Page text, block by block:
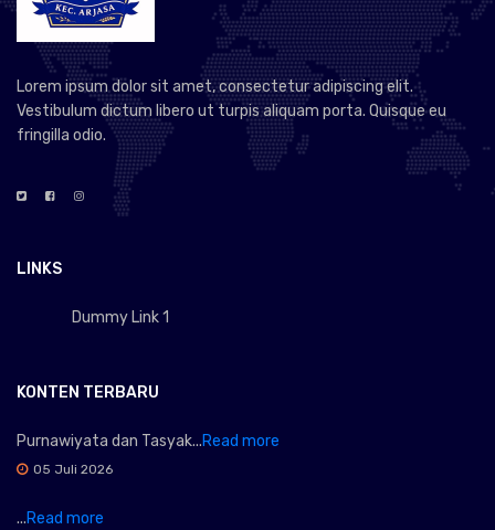
Lorem ipsum dolor sit amet, consectetur adipiscing elit.
Vestibulum dictum libero ut turpis aliquam porta. Quisque eu
fringilla odio.
LINKS
Dummy Link 1
KONTEN TERBARU
Purnawiyata dan Tasyak...Read more
05 Juli 2026
...Read more